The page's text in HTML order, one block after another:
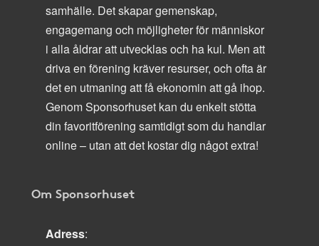
samhälle. Det skapar gemenskap,
engagemang och möjligheter för människor
i alla åldrar att utvecklas och ha kul. Men att
driva en förening kräver resurser, och ofta är
det en utmaning att få ekonomin att gå ihop.
Genom Sponsorhuset kan du enkelt stötta
din favoritförening samtidigt som du handlar
online – utan att det kostar dig något extra!
Om Sponsorhuset
Adress: